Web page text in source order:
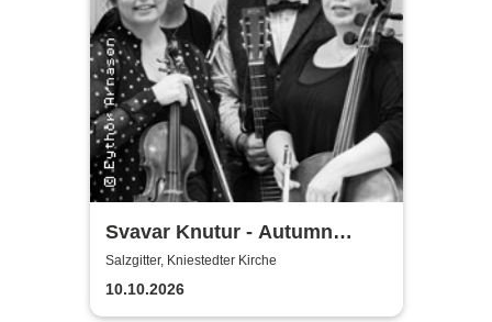
Svavar Knutur - Autumn
String Trio Tour
Salzgitter, Kniestedter Kirche
10.10.2026